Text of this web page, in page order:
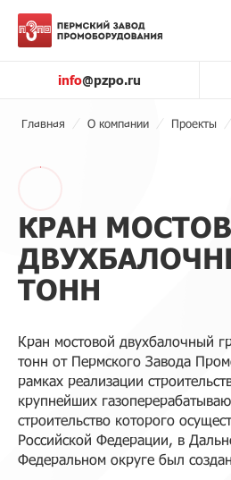
info@pzpo.ru
Главная О компании Проекты
КРАН
ТОНН
Кран мостовой двухбалочный
тонн от Пермского Завода
рамках реализации
крупнейших
строительство которого
Российской Федерации, в
Федеральном округе был